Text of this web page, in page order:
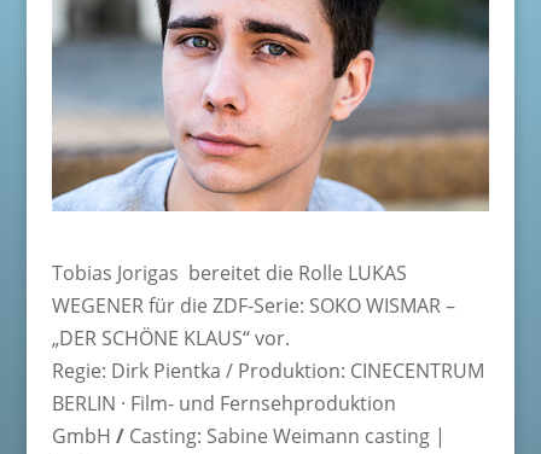
Tobias Jorigas bereitet die Rolle LUKAS
WEGENER für die ZDF-Serie: SOKO WISMAR –
„DER SCHÖNE KLAUS“ vor.
Regie: Dirk Pientka / Produktion: CINECENTRUM
BERLIN · Film- und Fernsehproduktion
GmbH / Casting: Sabine Weimann casting |